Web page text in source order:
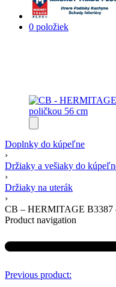
0 položiek
Doplnky do kúpeľne
›
Držiaky a vešiaky do
›
Držiaky na uterák
›
CB – HERMITAGE B3387
Product navigation
Previous product: